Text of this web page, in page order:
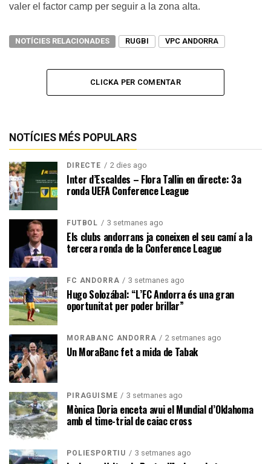
valer el factor camp per seguir a la zona alta.
NOTÍCIES RELACIONADES RUGBI VPC ANDORRA
CLICKA PER COMENTAR
NOTÍCIES MÉS POPULARS
DIRECTE 2 dies ago
Inter d’Escaldes – Flora Tallin en directe: 3a
ronda UEFA Conference League
FUTBOL 3 setmanes ago
Els clubs andorrans ja coneixen el seu camí a la
tercera ronda de la Conference League
FC ANDORRA 3 setmanes ago
Hugo Solozábal: “L’FC Andorra és una gran
oportunitat per poder brillar”
MORABANC ANDORRA 2 setmanes ago
Un MoraBanc fet a mida de Tabak
PIRAGÜISME 3 setmanes ago
Mònica Doria enceta avui el Mundial d’Oklahoma
amb el time-trial de caiac cross
POLIESPORTIU 3 setmanes ago